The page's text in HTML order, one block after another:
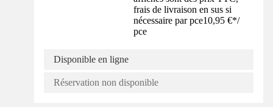
frais de livraison en sus si
nécessaire par pce10,95 €*/
pce
Disponible en ligne
Réservation non disponible